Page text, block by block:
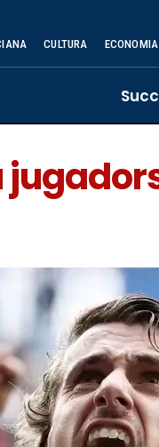
CULTURA ECONOMIA